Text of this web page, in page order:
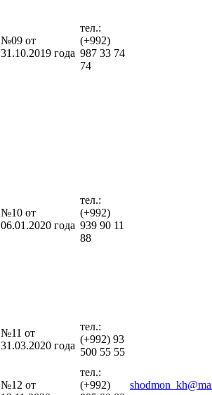
№09 от
31.10.2019 года
тел.:
(+992)
987 33 74
74
№10 от
06.01.2020 года
тел.:
(+992)
939 90 11
88
№11 от
31.03.2020 года
тел.:
(+992) 93
500 55 55
№12 от
тел.:
(+992)